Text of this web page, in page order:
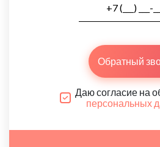
Обратный
Даю согласие на
персональных